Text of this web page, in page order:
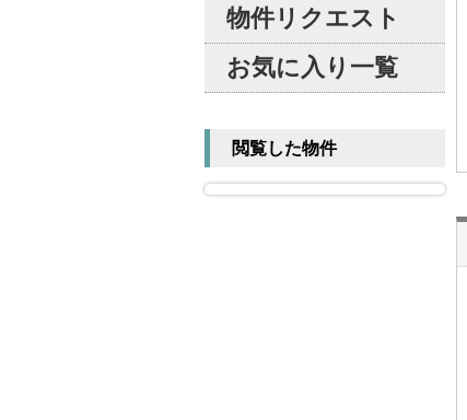
物件リクエスト
お気に入り一覧
閲覧した物件